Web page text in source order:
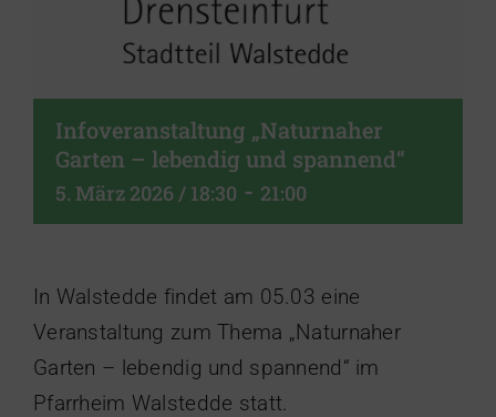
Infoveranstaltung „Naturnaher
Garten – lebendig und spannend“
5. März 2026 / 18:30 - 21:00
In Walstedde findet am 05.03 eine
Veranstaltung zum Thema „Naturnaher
Garten – lebendig und spannend“ im
Pfarrheim Walstedde statt.